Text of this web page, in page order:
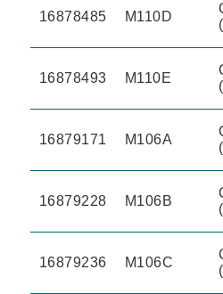
16878485 M110D
16878493 M110E
16879171 M106A
16879228 M106B
16879236 M106C